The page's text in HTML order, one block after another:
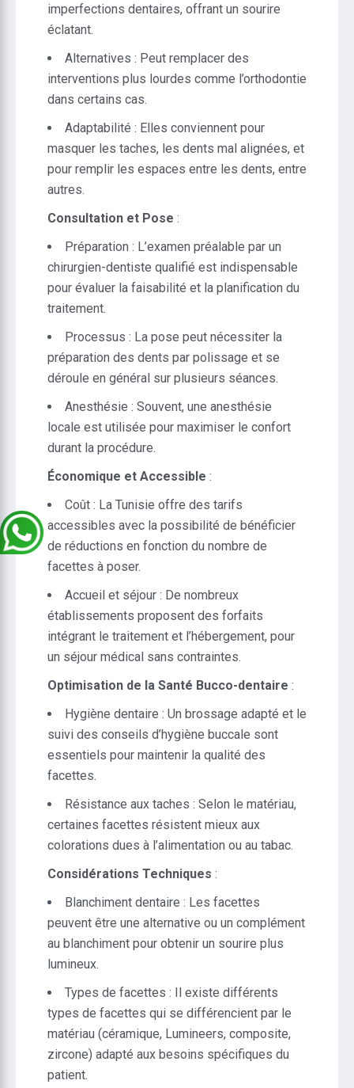
imperfections dentaires, offrant un sourire
éclatant.
Alternatives : Peut remplacer des
interventions plus lourdes comme l’orthodontie
dans certains cas.
Adaptabilité : Elles conviennent pour
masquer les taches, les dents mal alignées, et
pour remplir les espaces entre les dents, entre
autres.
Consultation et Pose :
Préparation : L’examen préalable par un
chirurgien-dentiste qualifié est indispensable
pour évaluer la faisabilité et la planification du
traitement.
Processus : La pose peut nécessiter la
préparation des dents par polissage et se
déroule en général sur plusieurs séances.
Anesthésie : Souvent, une anesthésie
locale est utilisée pour maximiser le confort
durant la procédure.
Économique et Accessible :
Coût : La Tunisie offre des tarifs
accessibles avec la possibilité de bénéficier
de réductions en fonction du nombre de
facettes à poser.
Accueil et séjour : De nombreux
établissements proposent des forfaits
intégrant le traitement et l’hébergement, pour
un séjour médical sans contraintes.
Optimisation de la Santé Bucco-dentaire :
Hygiène dentaire : Un brossage adapté et le
suivi des conseils d’hygiène buccale sont
essentiels pour maintenir la qualité des
facettes.
Résistance aux taches : Selon le matériau,
certaines facettes résistent mieux aux
colorations dues à l’alimentation ou au tabac.
Considérations Techniques :
Blanchiment dentaire : Les facettes
peuvent être une alternative ou un complément
au blanchiment pour obtenir un sourire plus
lumineux.
Types de facettes : Il existe différents
types de facettes qui se différencient par le
matériau (céramique, Lumineers, composite,
zircone) adapté aux besoins spécifiques du
patient.